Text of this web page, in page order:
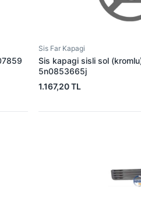
Sis Far Kapagi
Sis kapagi sisli sol
5n0853665j
1.167,20 TL